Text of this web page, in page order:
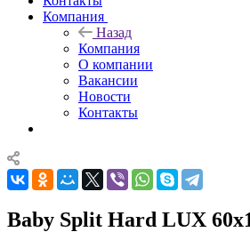
Компания
Назад
Компания
О компании
Вакансии
Новости
Контакты
Baby Split Hard LUX